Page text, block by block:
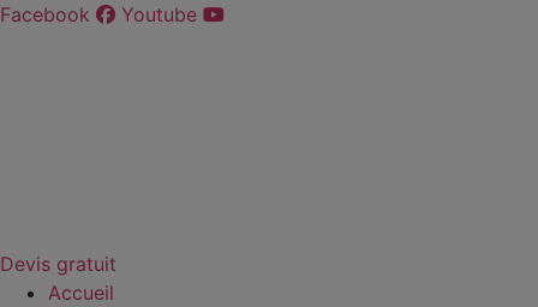
Aller
Facebook Youtube
Devis gratuit
Accueil